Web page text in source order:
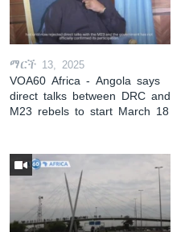
ማርች 13, 2025
VOA60 Africa - Angola says
direct talks between DRC and
M23 rebels to start March 18